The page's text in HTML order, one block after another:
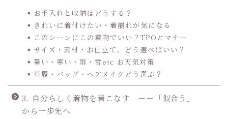
お手入れと収納はどうする？
きれいに着付けたい・着崩れが気になる
このシーンにこの着物でいい？TPOとマナー
サイズ・素材・お仕立て、どう選べばいい？
暑い・寒い・雨・雪etc お天気対策
草履・バッグ・ヘアメイクどう選ぶ？
3. 自分らしく着物を着こなす ーー「似合う」
から一歩先へ